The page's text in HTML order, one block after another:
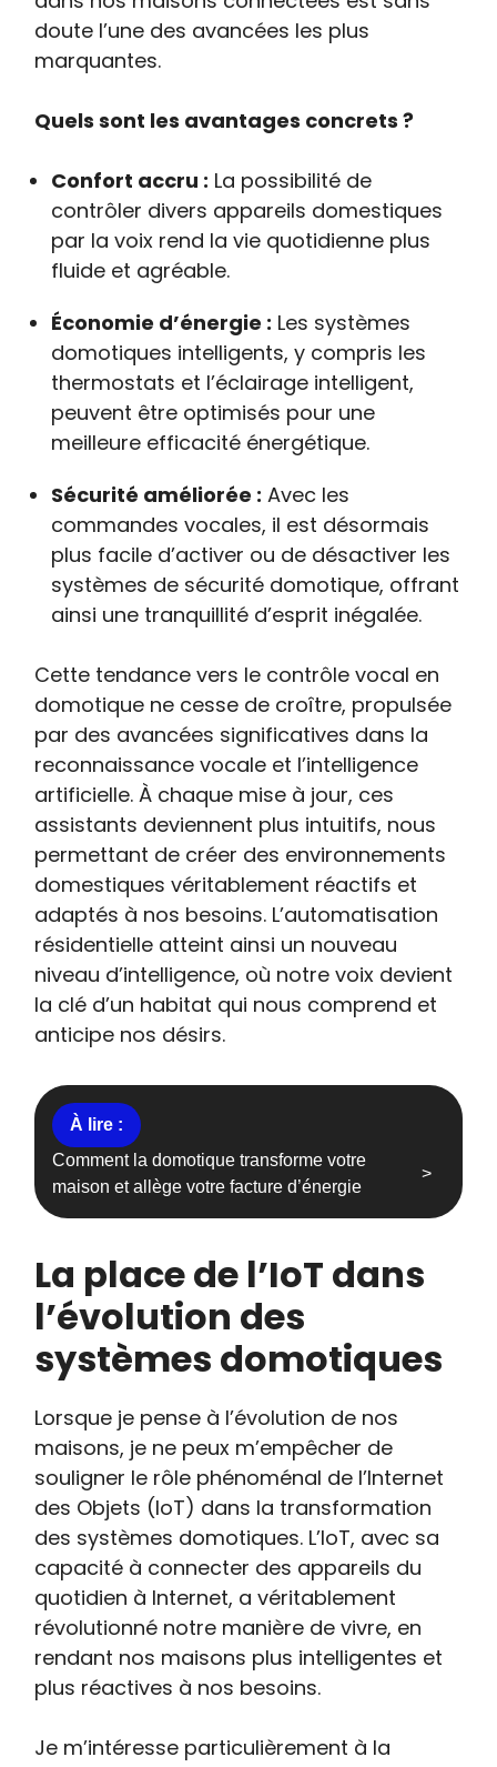
doute l’une des avancées les plus
marquantes.
Quels sont les avantages concrets ?
Confort accru : La possibilité de
contrôler divers appareils domestiques
par la voix rend la vie quotidienne plus
fluide et agréable.
Économie d’énergie : Les systèmes
domotiques intelligents, y compris les
thermostats et l’éclairage intelligent,
peuvent être optimisés pour une
meilleure efficacité énergétique.
Sécurité améliorée : Avec les
commandes vocales, il est désormais
plus facile d’activer ou de désactiver les
systèmes de sécurité domotique, offrant
ainsi une tranquillité d’esprit inégalée.
Cette tendance vers le contrôle vocal en
domotique ne cesse de croître, propulsée
par des avancées significatives dans la
reconnaissance vocale et l’intelligence
artificielle. À chaque mise à jour, ces
assistants deviennent plus intuitifs, nous
permettant de créer des environnements
domestiques véritablement réactifs et
adaptés à nos besoins. L’automatisation
résidentielle atteint ainsi un nouveau
niveau d’intelligence, où notre voix devient
la clé d’un habitat qui nous comprend et
anticipe nos désirs.
Comment la domotique transforme votre
maison et allège votre facture d’énergie
La place de l’IoT dans
l’évolution des
systèmes domotiques
Lorsque je pense à l’évolution de nos
maisons, je ne peux m’empêcher de
souligner le rôle phénoménal de l’Internet
des Objets (IoT) dans la transformation
des systèmes domotiques. L’IoT, avec sa
capacité à connecter des appareils du
quotidien à Internet, a véritablement
révolutionné notre manière de vivre, en
rendant nos maisons plus intelligentes et
plus réactives à nos besoins.
Je m’intéresse particulièrement à la